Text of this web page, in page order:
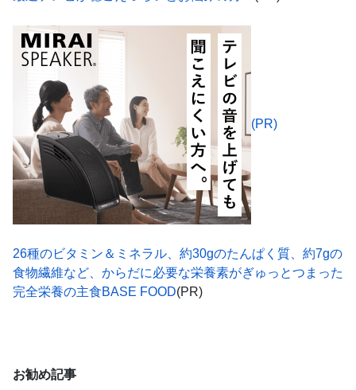
(PR)
26種のビタミン＆ミネラル、約30gのたんぱく質、約7gの
食物繊維など、からだに必要な栄養素がぎゅっとつまった
完全栄養の主食BASE FOOD(PR)
お勧め記事